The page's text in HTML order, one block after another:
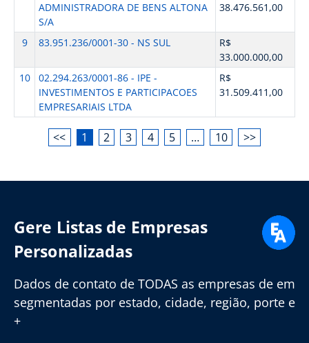
ADMINISTRADORA DE BENS ALTONA
S/A
38.476.561,00
9 83.951.236/0001-30 - NS SUL
R$
33.000.000,00
10
02.294.263/0001-86 - IPE -
INVESTIMENTOS E PARTICIPACOES
EMPRESARIAIS LTDA
R$
31.509.411,00
<< 1 2 3 4 5 … 10 >>
Gere Listas de Empresas
Personalizadas
Dados de contato de TODAS as empresas de em
segmentadas por estado, cidade, região, porte e
+